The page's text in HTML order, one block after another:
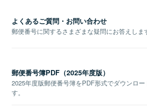
よくあるご質問・お問い合わせ
郵便番号に関するさまざまな疑問にお答えしま
郵便番号簿PDF（2025年度版）
2025年度版郵便番号簿をPDF形式でダウンロー
す。